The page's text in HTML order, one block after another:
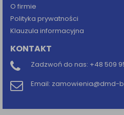
O firmie
Polityka prywatności
Klauzula informacyjna
KONTAKT
Zadzwoń do nas: +48 509
Email: zamowienia@dmd-